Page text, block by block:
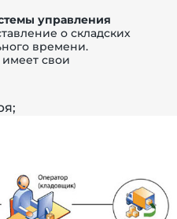
управления
о складских
времени.
свои